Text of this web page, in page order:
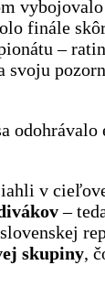
finále
–
svoju
odohrávalo
v
–
skupiny,